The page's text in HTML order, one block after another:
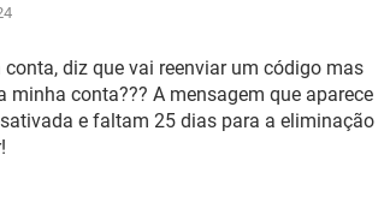
diz que vai reenviar um código mas
conta??? A mensagem que aparece
e faltam 25 dias para a eliminação